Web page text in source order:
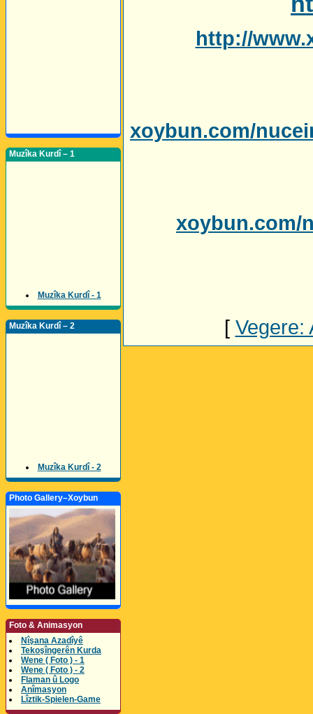
Muzîka Kurdî – 1
Muzîka Kurdî - 1
Muzîka Kurdî – 2
Muzîka Kurdî - 2
Photo Gallery–Xoybun
Foto & Animasyon
Nîşana Azadîyê
Tekoşîngerên Kurda
Wene ( Foto ) - 1
Wene ( Foto ) - 2
Flaman û Logo
Anîmasyon
Lîztik-Spielen-Game
http://
xoybun.com/
xoybun.com/
[ Vegere: